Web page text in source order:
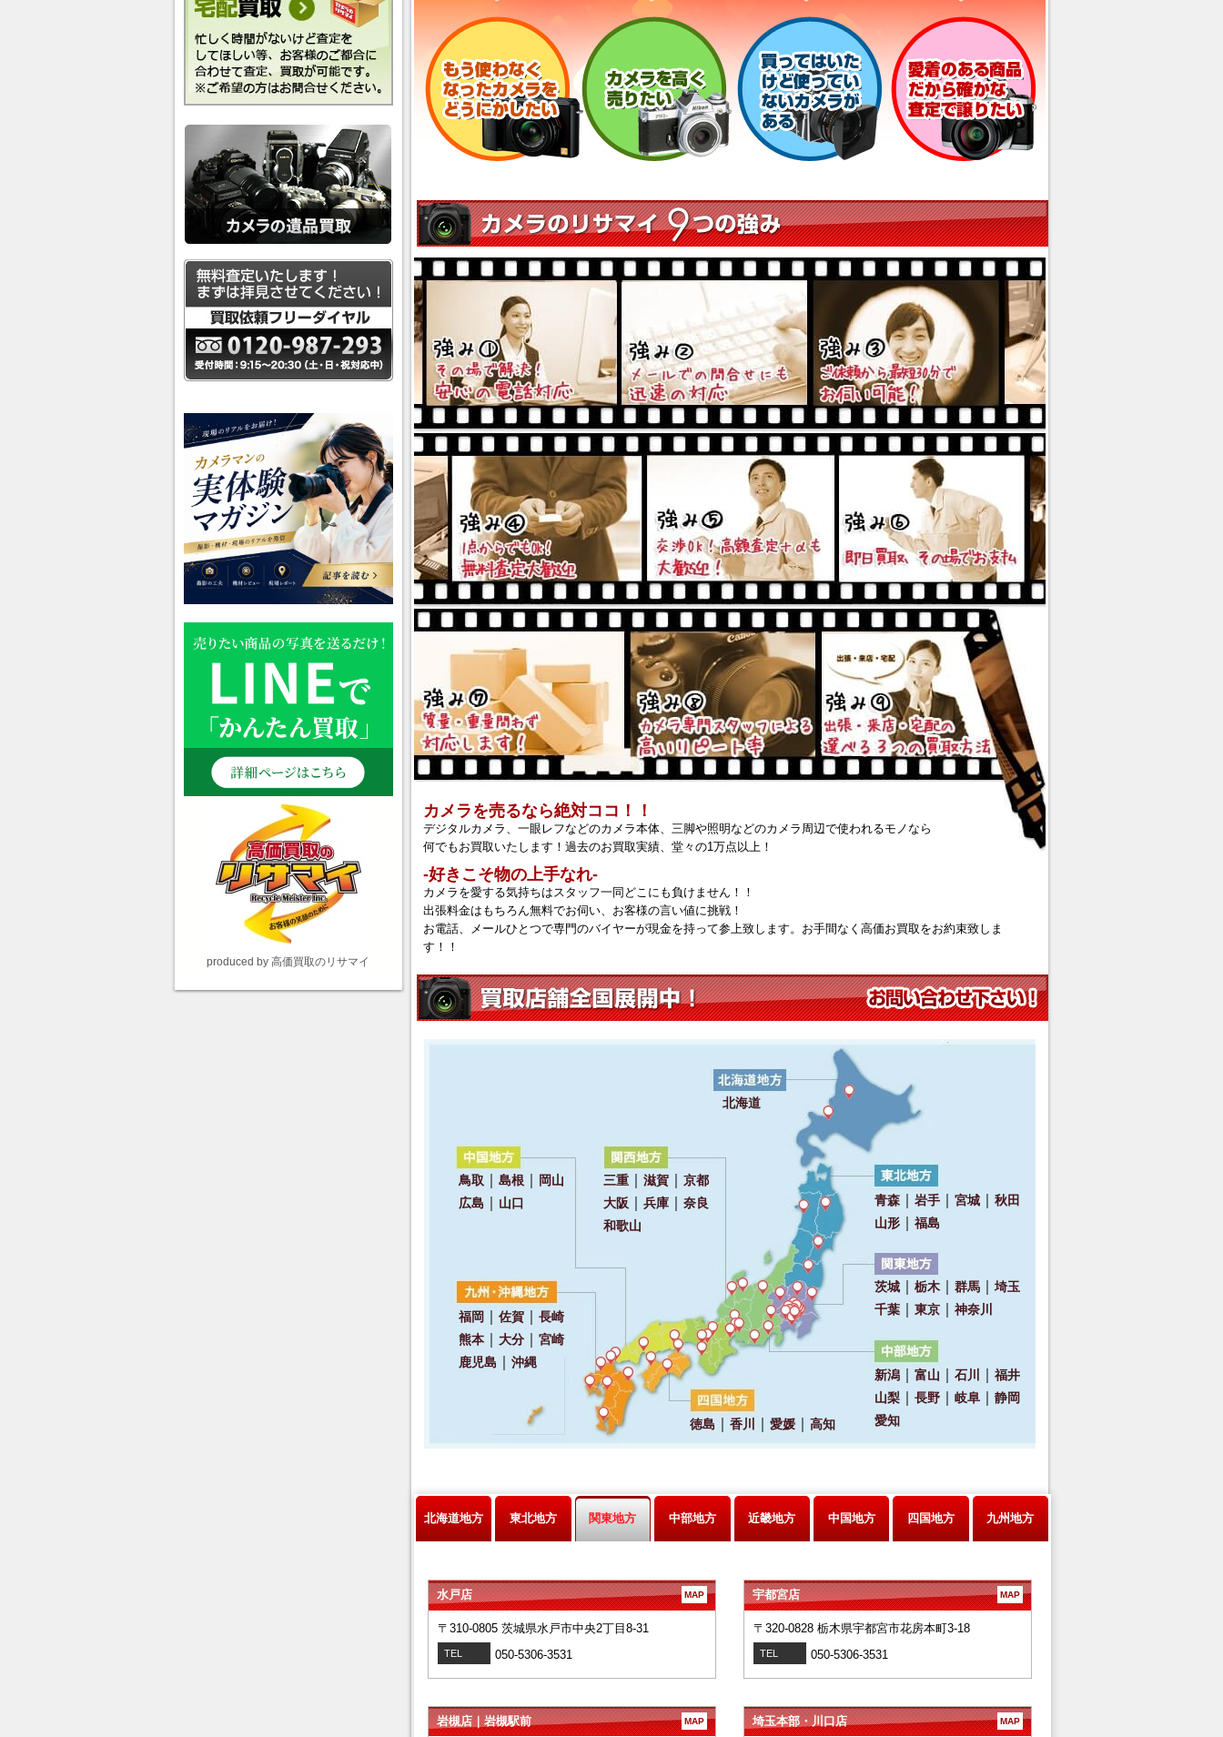
カメラを売るなら絶対ココ！！
デジタルカメラ、一眼レフなどのカメラ本体、三脚や照明などのカメラ周辺で使われるモノなら
何でもお買取いたします！過去のお買取実績、堂々の1万点以上！
‐好きこそ物の上手なれ‐
カメラを愛する気持ちはスタッフ一同どこにも負けません！！
出張料金はもちろん無料でお伺い、お客様の言い値に挑戦！
お電話、メールひとつで専門のバイヤーが現金を持って参上致します。お手間なく高価お買取をお約束致しま
す！！
北海道地方 東北地方 関東地方 中部地方 近畿地方 中国地方 四国地方 九州地方
水戸店 MAP
〒310-0805 茨城県水戸市中央2丁目8-31
TEL 050-5306-3531
宇都宮店 MAP
〒320-0828 栃木県宇都宮市花房本町3-18
TEL 050-5306-3531
岩槻店｜岩槻駅前 MAP 埼玉本部・川口店 MAP
produced by 高価買取のリサマイ